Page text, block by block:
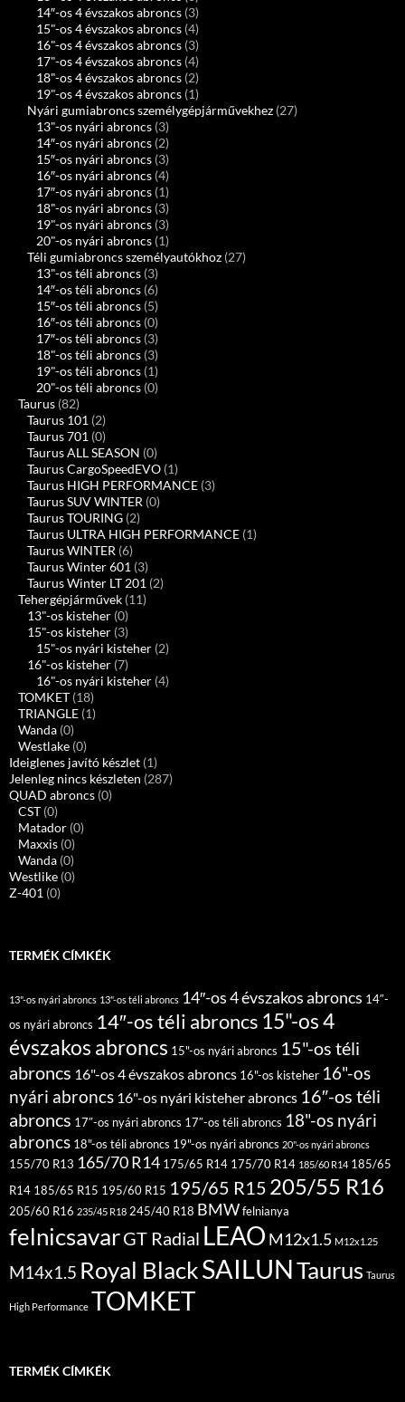
14″-os 4 évszakos abroncs (3)
15"-os 4 évszakos abroncs (4)
16"-os 4 évszakos abroncs (3)
17"-os 4 évszakos abroncs (4)
18"-os 4 évszakos abroncs (2)
19"-os 4 évszakos abroncs (1)
Nyári gumiabroncs személygépjárművekhez (27)
13"-os nyári abroncs (3)
14″-os nyári abroncs (2)
15″-os nyári abroncs (3)
16″-os nyári abroncs (4)
17″-os nyári abroncs (1)
18"-os nyári abroncs (3)
19"-os nyári abroncs (3)
20"-os nyári abroncs (1)
Téli gumiabroncs személyautókhoz (27)
13"-os téli abroncs (3)
14″-os téli abroncs (6)
15″-os téli abroncs (5)
16″-os téli abroncs (0)
17″-os téli abroncs (3)
18"-os téli abroncs (3)
19"-os téli abroncs (1)
20"-os téli abroncs (0)
Taurus (82)
Taurus 101 (2)
Taurus 701 (0)
Taurus ALL SEASON (0)
Taurus CargoSpeedEVO (1)
Taurus HIGH PERFORMANCE (3)
Taurus SUV WINTER (0)
Taurus TOURING (2)
Taurus ULTRA HIGH PERFORMANCE (1)
Taurus WINTER (6)
Taurus Winter 601 (3)
Taurus Winter LT 201 (2)
Tehergépjárművek (11)
13"-os kisteher (0)
15"-os kisteher (3)
15"-os nyári kisteher (2)
16"-os kisteher (7)
16"-os nyári kisteher (4)
TOMKET (18)
TRIANGLE (1)
Wanda (0)
Westlake (0)
Ideiglenes javító készlet (1)
Jelenleg nincs készleten (287)
QUAD abroncs (0)
CST (0)
Matador (0)
Maxxis (0)
Wanda (0)
Westlike (0)
Z-401 (0)
TERMÉK CÍMKÉK
13"-os nyári abroncs 13"-os téli abroncs 14″-os 4 évszakos abroncs 14″-
os nyári abroncs 14″-os téli abroncs 15"-os 4
évszakos abroncs 15"-os nyári abroncs 15"-os téli
abroncs 16"-os 4 évszakos abroncs 16"-os kisteher 16"-os
nyári abroncs 16"-os nyári kisteher abroncs 16″-os téli
abroncs 17″-os nyári abroncs 17″-os téli abroncs 18"-os nyári
abroncs 18"-os téli abroncs 19"-os nyári abroncs 20"-os nyári abroncs
155/70 R13 165/70 R14 175/65 R14 175/70 R14 185/60 R14 185/65
R14 185/65 R15 195/60 R15 195/65 R15 205/55 R16
205/60 R16 235/45 R18 245/40 R18 BMWfelnianya
felnicsavarGT Radial LEAO M12x1.5 M12x1.25
M14x1.5 Royal BlackSAILUNTaurus Taurus
High Performance TOMKET
TERMÉK CÍMKÉK